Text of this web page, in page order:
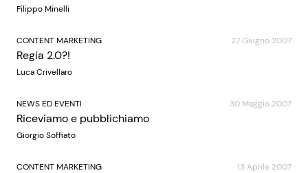
Filippo Minelli
CONTENT MARKETING 27 Giugno 2007
Regia 2.0?!
Luca Crivellaro
NEWS ED EVENTI 30 Maggio 2007
Riceviamo e pubblichiamo
Giorgio Soffiato
CONTENT MARKETING 13 Aprile 2007